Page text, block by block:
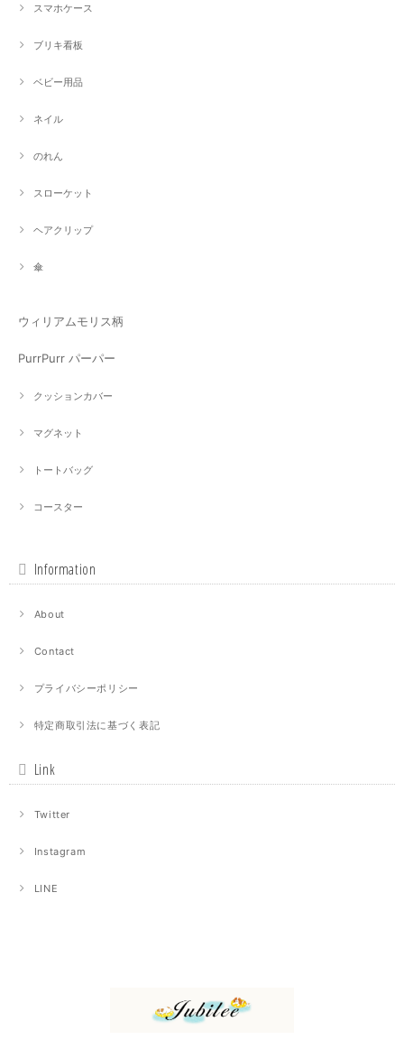
スマホケース
ブリキ看板
ベビー用品
ネイル
のれん
スローケット
ヘアクリップ
傘
ウィリアムモリス柄
PurrPurr パーパー
クッションカバー
マグネット
トートバッグ
コースター
Information
About
Contact
プライバシーポリシー
特定商取引法に基づく表記
Link
Twitter
Instagram
LINE